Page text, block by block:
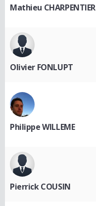
Mathieu CHARPENTIER
Olivier FONLUPT
Philippe WILLEME
Pierrick COUSIN